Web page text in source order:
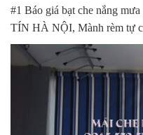
#1 Báo giá bạt che nắng
TÍN HÀ NỘI, Mành rèm tự